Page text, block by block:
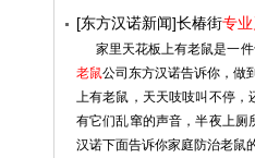
[东方汉诺新闻]长椿街专
家里天花板上有老鼠是一件
老鼠公司东方汉诺告诉你，做
上有老鼠，天天吱吱叫不停，
有它们乱窜的声音，半夜上厕
汉诺下面告诉你家庭防治老鼠